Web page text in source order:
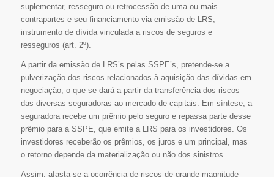
suplementar, resseguro ou retrocessão de uma ou mais
contrapartes e seu financiamento via emissão de LRS,
instrumento de dívida vinculada a riscos de seguros e
resseguros (art. 2º).
A partir da emissão de LRS’s pelas SSPE’s, pretende-se a
pulverização dos riscos relacionados à aquisição das dívidas em
negociação, o que se dará a partir da transferência dos riscos
das diversas seguradoras ao mercado de capitais. Em síntese, a
seguradora recebe um prêmio pelo seguro e repassa parte desse
prêmio para a SSPE, que emite a LRS para os investidores. Os
investidores receberão os prêmios, os juros e um principal, mas
o retorno depende da materialização ou não dos sinistros.
Assim, afasta-se a ocorrência de riscos de grande magnitude